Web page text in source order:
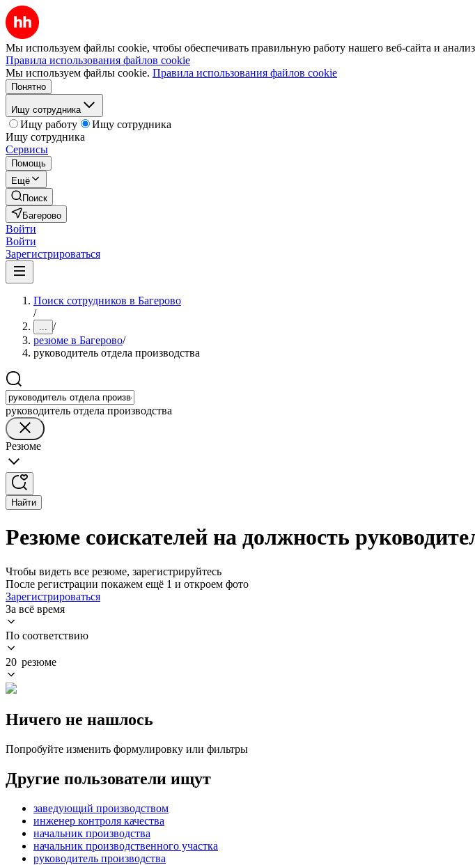
Мы используем файлы cookie, чтобы обеспечивать правильную работу нашего веб-сайта и
Правила использования файлов cookie
Мы используем файлы cookie. Правила использования файлов cookie
Понятно
Ищу сотрудника
Ищу работу
Ищу сотрудника
Ищу сотрудника
Сервисы
Помощь
Ещё
Поиск
Багерово
Войти
Войти
Зарегистрироваться
Поиск сотрудников в Багерово
/
... /
резюме в Багерово/
руководитель отдела производства
руководитель отдела производства
Резюме
Найти
Резюме соискателей на должность
Чтобы видеть все резюме, зарегистрируйтесь
После регистрации покажем ещё 1 и откроем фото
Зарегистрироваться
За всё время
По соответствию
20 резюме
Ничего не нашлось
Попробуйте изменить формулировку или фильтры
Другие пользователи ищут
заведующий производством
инженер контроля качества
начальник производства
начальник производственного участка
руководитель производства